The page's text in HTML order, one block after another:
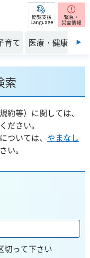
閲覧支援
育て 医療・健康・福
索
約等）に関しては、
ださい。
ついては、 やまなし
い。
切って下さい